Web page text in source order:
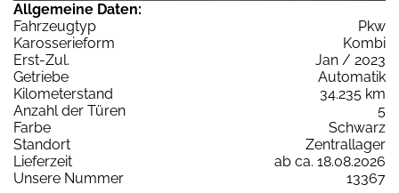
Allgemeine Daten:
Fahrzeugtyp
Pkw
Karosserieform
Kombi
Erst-Zul.
Jan / 2023
Getriebe
Automatik
Kilometerstand
34.235 km
Anzahl der Türen
5
Farbe
Schwarz
Standort
Zentrallager
Lieferzeit
ab ca. 18.08.2026
Unsere Nummer
13367